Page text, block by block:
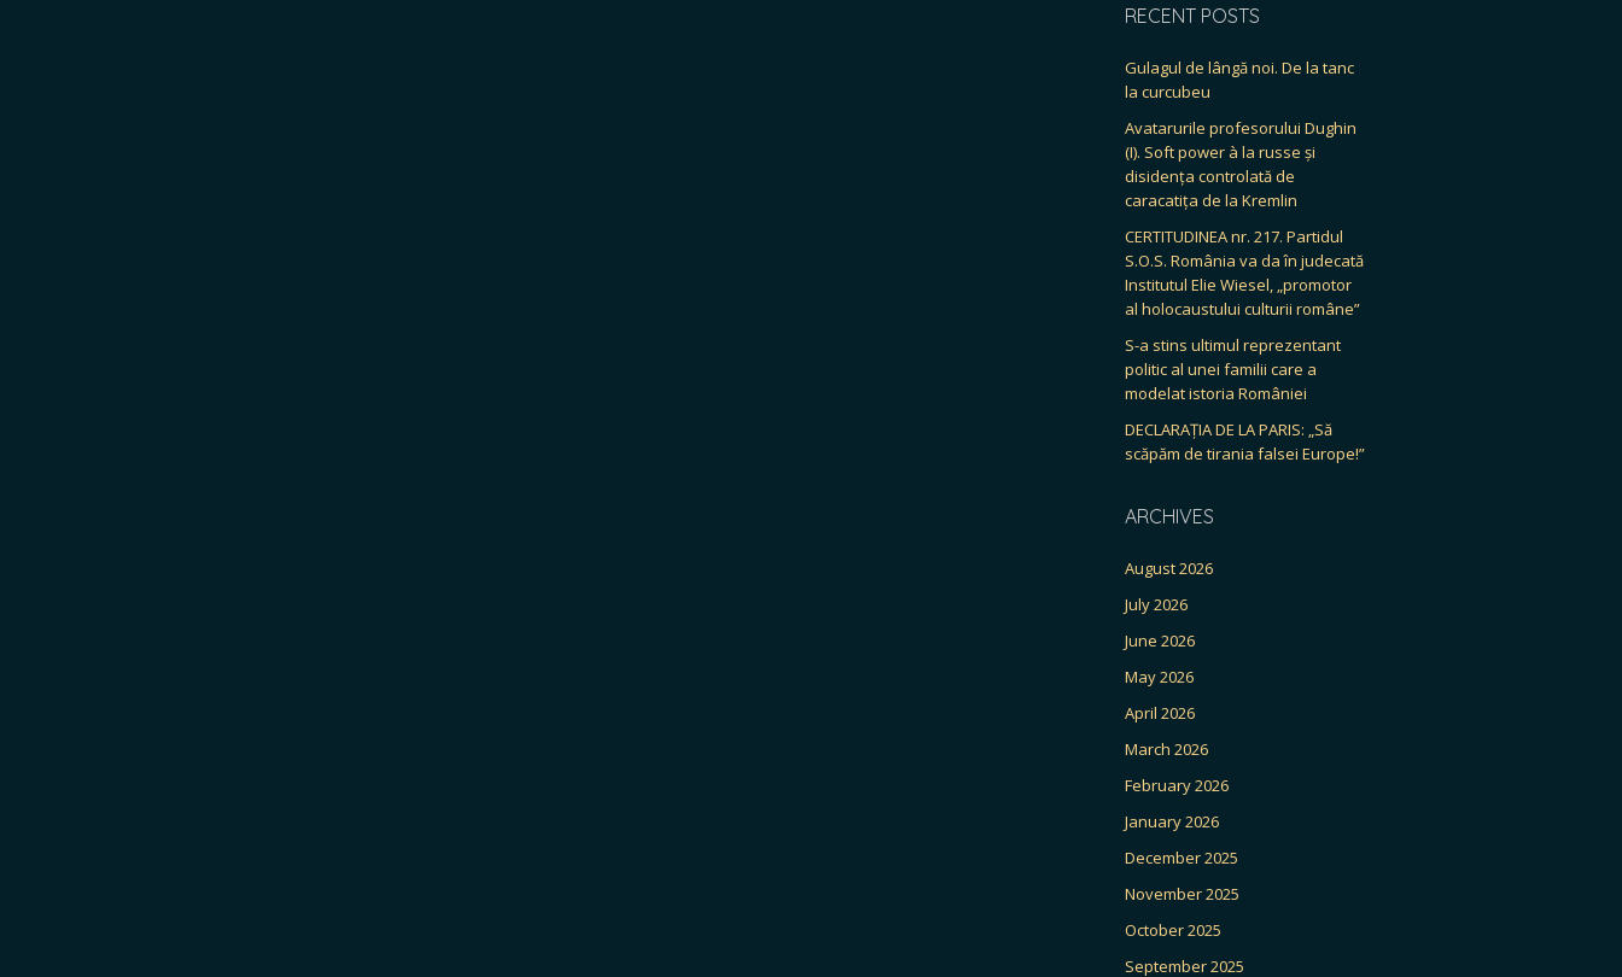
RECENT POSTS
Gulagul de lângă noi. De la tanc
la curcubeu
Avatarurile profesorului Dughin
(I). Soft power à la russe și
disidența controlată de
caracatița de la Kremlin
CERTITUDINEA nr. 217. Partidul
S.O.S. România va da în judecată
Institutul Elie Wiesel, „promotor
al holocaustului culturii române”
S-a stins ultimul reprezentant
politic al unei familii care a
modelat istoria României
DECLARAȚIA DE LA PARIS: „Să
scăpăm de tirania falsei Europe!”
ARCHIVES
August 2026
July 2026
June 2026
May 2026
April 2026
March 2026
February 2026
January 2026
December 2025
November 2025
October 2025
September 2025